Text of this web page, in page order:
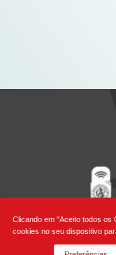
Clicando em "Aceito todos
cookies no seu dispositivo